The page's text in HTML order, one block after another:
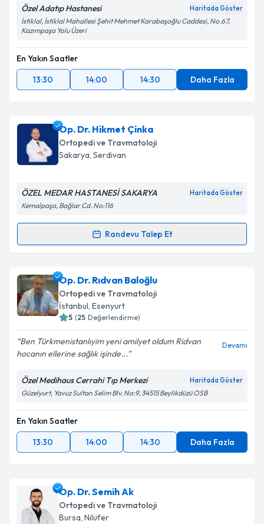
Takvim Talebini Gönder
Özel Adatıp Hastanesi Haritada Göster
İstiklal, İstiklal Mahallesi Şehit Mehmet Karabaşoğlu Caddesi, No.67,
Kazımpaşa Yolu Üzeri
En Yakın Saatler
13:30
14:00 14:30 Daha Fazla
Op. Dr. Hikmet Çinka
Ortopedi ve Travmatoloji
Sakarya, Serdivan
ÖZEL MEDAR HASTANESİ SAKARYA Haritada Göster
Kemalpaşa, Bağlar Cd. No:116
Randevu Talep Et
Randevu Takvimi Talebi
Op. Dr. Hikmet Çinkaiçin randevu takvimi talebi
oluşturun. Size bu uzmandan randevu almanız için bir
takvim hazırlandığında e-posta ile bilgilendireceğiz.
Kişisel verilerimin işlenmesine ilişkin
Aydınlatma
Metni'ni okudum ve kişisel verilerimin belirtilen
kapsamda işlenmesini kabul ediyorum.
Takvim Talebini Gönder
Op. Dr. Rıdvan Baloğlu
Ortopedi ve Travmatoloji
İstanbul, Esenyurt
5 (25 Değerlendirme)
Ben Türkmenistanlıyim yeni amilyet oldum Ridvan
hocanın ellerine sağlık işinde...
Devamı
Özel Medihaus Cerrahi Tıp Merkezi Haritada Göster
Güzelyurt, Yavuz Sultan Selim Blv. No:9, 34515 Beylikdüzü OSB
En Yakın Saatler
13:30
14:00 14:30 Daha Fazla
Op. Dr. Semih Ak
Ortopedi ve Travmatoloji
Bursa, Nilüfer